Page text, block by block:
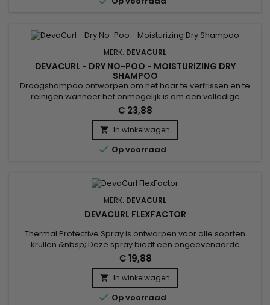
MERK: DEVACURL
DEVACURL - DRY NO-POO - MOISTURIZING DRY
SHAMPOO
Droogshampoo ontworpen om het haar te verfrissen en te
reinigen wanneer het onmogelijk is om een volledige
shampoo te gebruiken. Werkt in slechts enkele ogenblikken
en verwijdert overtollig talg en onzuiverheden terwijl het haar
intact blijft. Ideaal voor de dagen dat je je haar niet wilt
wassen.&nbsp; Het revitaliseert het haar onmiddellijk en
geeft...
€ 23,88
 In winkelwagen
 Op voorraad
MERK: DEVACURL
DEVACURL FLEXFACTOR
Thermal Protective Spray is ontworpen voor alle soorten
krullen.&nbsp; Deze spray biedt een ongeëvenaarde
bescherming tegen hitte tot 450°C en UV-stralen, terwijl het
breken met 55% vermindert.&nbsp; Dankzij het Curl Memory
Complex herstelt het de vitaliteit van je krullen, maakt het ze
soepel en bestand tegen dagelijkse beschadiging.
&nbsp;DevaCurl...
€ 19,88
 In winkelwagen
 Op voorraad